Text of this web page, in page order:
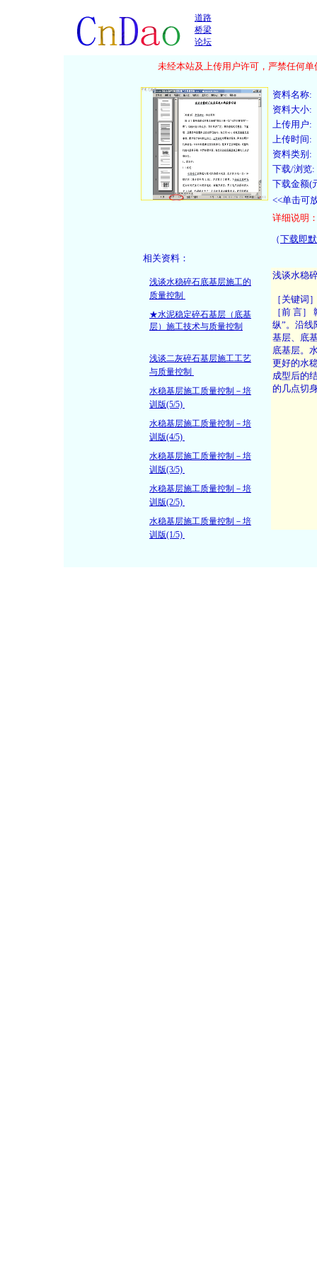
道路
桥梁
论坛
未经本站及上传用户许可，严禁任何单
资料名称:
资料大小:
上传用户:
上传时间:
资料类别:
下载/浏览:
下载金额(
<<单击可
详细说明
（下载即
相关资料：
浅谈水稳碎石底基层施工的
质量控制
★水泥稳定碎石基层（底基
层）施工技术与质量控制
浅谈二灰碎石基层施工工艺
与质量控制
水稳基层施工质量控制－培
训版(5/5)
水稳基层施工质量控制－培
训版(4/5)
水稳基层施工质量控制－培
训版(3/5)
水稳基层施工质量控制－培
训版(2/5)
水稳基层施工质量控制－培
训版(1/5)